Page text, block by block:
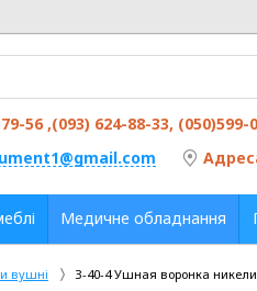
вушні З-40-4 Ушная воронка
56 ,(093) 624-88-33, (050)599-
Медичне обладнання